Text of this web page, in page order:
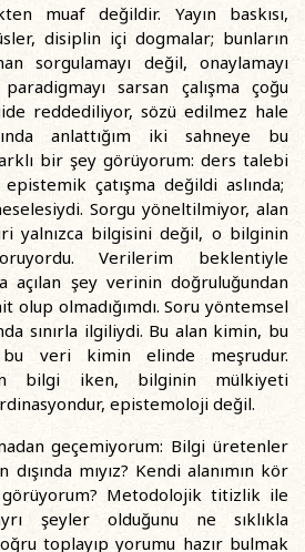
muaf değildir. Yayın baskısı,
disiplin içi dogmalar; bunların
sorgulamayı değil, onaylamayı
sarsan çalışma çoğu
reddediliyor, sözü edilmez hale
anlattığım iki sahneye bu
bir şey görüyorum: ders talebi
çatışma değildi aslında;
Sorgu yöneltilmiyor, alan
yalnızca bilgisini değil, o bilginin
Verilerim beklentiyle
açılan şey verinin doğruluğundan
olup olmadığımdı. Soru yöntemsel
sınırla ilgiliydi. Bu alan kimin, bu
veri kimin elinde meşrudur.
bilgi iken, bilginin mülkiyeti
epistemoloji değil.
geçemiyorum: Bilgi üretenler
mıyız? Kendi alanımın kör
görüyorum? Metodolojik titizlik ile
şeyler olduğunu ne sıklıkla
toplayıp yorumu hazır bulmak